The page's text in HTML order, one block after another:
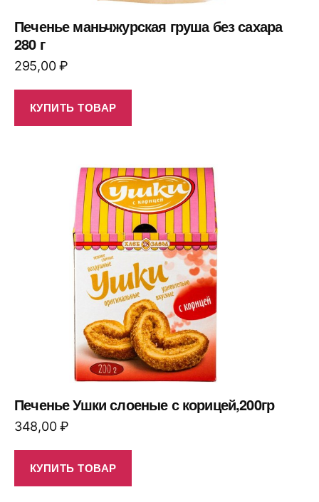
Печенье маньчжурская груша без сахара
280 г
295,00₽
КУПИТЬ ТОВАР
Печенье Ушки слоеные с корицей,200гр
348,00₽
КУПИТЬ ТОВАР